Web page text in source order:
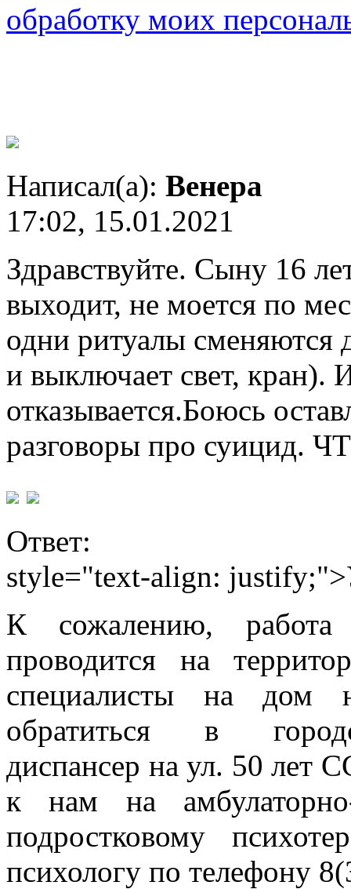
обработку моих
Написал(а): Венера
17:02, 15.01.2021
Здравствуйте. Сыну 16
выходит, не моется по
одни ритуалы сменяются
и выключает свет, кран).
отказывается.Боюсь
разговоры про суицид.
Ответ:
style="text-align:
К сожалению, работа
проводится на
специалисты на дом
обратиться в
диспансер на ул. 50 лет
к нам на
подростковому
психологу по телефону